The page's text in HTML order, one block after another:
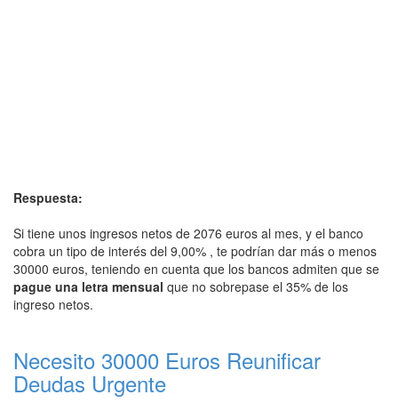
Respuesta:
Si tiene unos ingresos netos de 2076 euros al mes, y el banco
cobra un tipo de interés del 9,00% , te podrían dar más o menos
30000 euros, teniendo en cuenta que los bancos admiten que se
pague una letra mensual que no sobrepase el 35% de los
ingreso netos.
Necesito 30000 Euros Reunificar
Deudas Urgente